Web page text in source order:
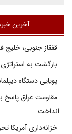
آخرین
قفقاز جنوبی؛ خلیج
بازگشت به
پویایی دستگاه
مقاومت عراق پاسخ
انداخت
خزانه‌داری آمریکا